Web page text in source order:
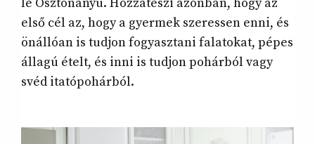
első cél az, hogy a gyermek szeressen enni, és
önállóan is tudjon fogyasztani falatokat, pépes
állagú ételt, és inni is tudjon pohárból vagy
svéd itatópohárból.